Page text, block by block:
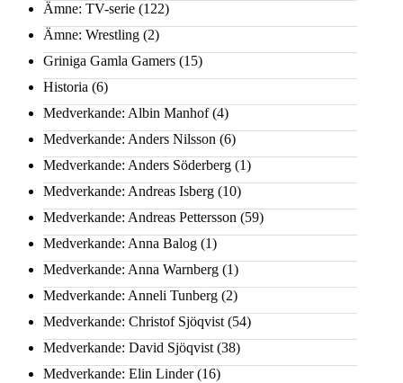
Ämne: TV-serie (122)
Ämne: Wrestling (2)
Griniga Gamla Gamers (15)
Historia (6)
Medverkande: Albin Manhof(4)
Medverkande: Anders Nilsson (6)
Medverkande: Anders Söderberg (1)
Medverkande: Andreas Isberg (10)
Medverkande: Andreas Pettersson (59)
Medverkande: Anna Balog (1)
Medverkande: Anna Warnberg (1)
Medverkande: Anneli Tunberg (2)
Medverkande: Christof Sjöqvist (54)
Medverkande: David Sjöqvist (38)
Medverkande: Elin Linder(16)